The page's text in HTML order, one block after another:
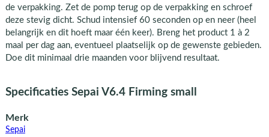
de verpakking. Zet de pomp terug op de verpakking en schroef
deze stevig dicht. Schud intensief 60 seconden op en neer (heel
belangrijk en dit hoeft maar één keer). Breng het product 1 à 2
maal per dag aan, eventueel plaatselijk op de gewenste gebieden.
Doe dit minimaal drie maanden voor blijvend resultaat.
Specificaties Sepai V6.4 Firming small
Merk
Sepai